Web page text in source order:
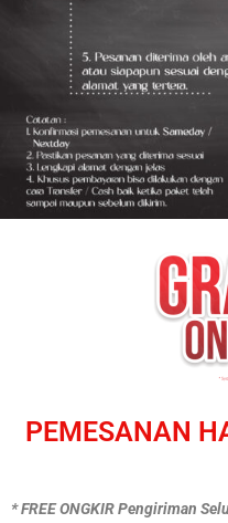
PEMESANAN
* FREE ONGKIR Pengiriman